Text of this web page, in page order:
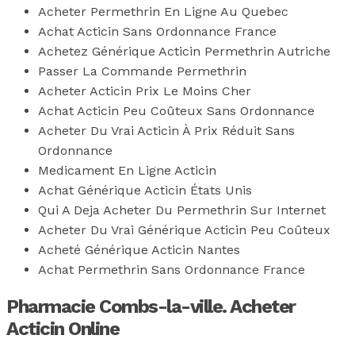
Acheter Permethrin En Ligne Au Quebec
Achat Acticin Sans Ordonnance France
Achetez Générique Acticin Permethrin Autriche
Passer La Commande Permethrin
Acheter Acticin Prix Le Moins Cher
Achat Acticin Peu Coûteux Sans Ordonnance
Acheter Du Vrai Acticin À Prix Réduit Sans
Ordonnance
Medicament En Ligne Acticin
Achat Générique Acticin États Unis
Qui A Deja Acheter Du Permethrin Sur Internet
Acheter Du Vrai Générique Acticin Peu Coûteux
Acheté Générique Acticin Nantes
Achat Permethrin Sans Ordonnance France
Pharmacie Combs-la-ville. Acheter
Acticin Online